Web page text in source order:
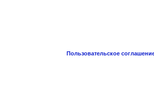
Пользовательское